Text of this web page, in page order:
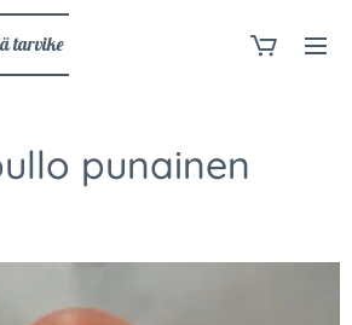
tarvike
punainen